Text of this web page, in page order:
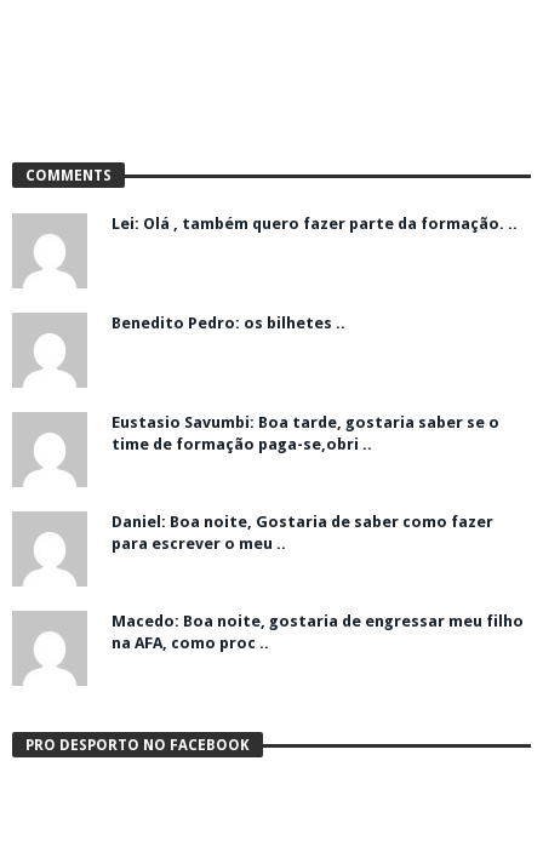
COMMENTS
Lei: Olá , também quero fazer parte da formação. ..
Benedito Pedro: os bilhetes ..
Eustasio Savumbi: Boa tarde, gostaria saber se o
time de formação paga-se,obri ..
Daniel: Boa noite, Gostaria de saber como fazer
para escrever o meu ..
Macedo: Boa noite, gostaria de engressar meu filho
na AFA, como proc ..
PRO DESPORTO NO FACEBOOK